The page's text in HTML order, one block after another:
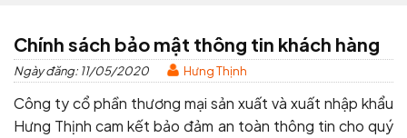
Chính sách bảo mật thông tin khách hàng
Ngày đăng: 11/05/2020 Hưng Thịnh
Công ty cổ phần thương mại sản xuất và xuất nhập khẩu
Hưng Thịnh cam kết bảo đảm an toàn thông tin cho quý